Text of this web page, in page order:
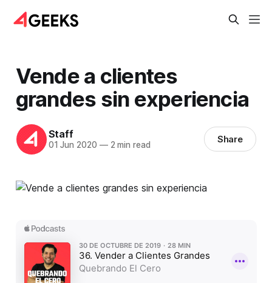
Vende a clientes
grandes sin experiencia
Staff
01 Jun 2020 —2 min read Share